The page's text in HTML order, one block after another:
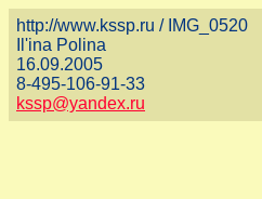
http://www.kssp.ru / IMG_0520
Il'ina Polina
16.09.2005
8-495-106-91-33
kssp@yandex.ru